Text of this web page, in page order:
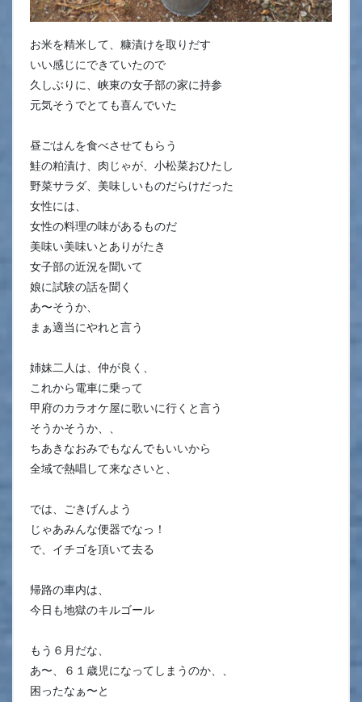
お米を精米して、糠漬けを取りだす
いい感じにできていたので
久しぶりに、峡東の女子部の家に持参
元気そうでとても喜んでいた
昼ごはんを食べさせてもらう
鮭の粕漬け、肉じゃが、小松菜おひたし
野菜サラダ、美味しいものだらけだった
女性には、
女性の料理の味があるものだ
美味い美味いとありがたき
女子部の近況を聞いて
娘に試験の話を聞く
あ〜そうか、
まぁ適当にやれと言う
姉妹二人は、仲が良く、
これから電車に乗って
甲府のカラオケ屋に歌いに行くと言う
そうかそうか、、
ちあきなおみでもなんでもいいから
全域で熱唱して来なさいと、
では、ごきげんよう
じゃあみんな便器でなっ！
で、イチゴを頂いて去る
帰路の車内は、
今日も地獄のキルゴール
もう６月だな、
あ〜、６１歳児になってしまうのか、、
困ったなぁ〜と